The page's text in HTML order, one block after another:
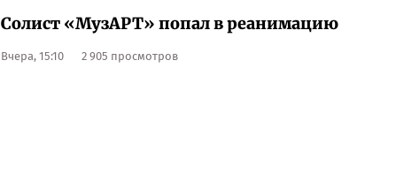
Солист «МузАРТ» попал в реанимацию
Вчера, 15:10 2 905 просмотров